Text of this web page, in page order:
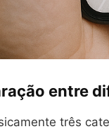
entre
três